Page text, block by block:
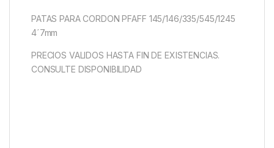
PATAS PARA CORDON PFAFF 145/146/335/545/1245
4´7mm
PRECIOS VALIDOS HASTA FIN DE EXISTENCIAS.
CONSULTE DISPONIBILIDAD